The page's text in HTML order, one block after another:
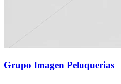
Grupo Imagen Peluquerias